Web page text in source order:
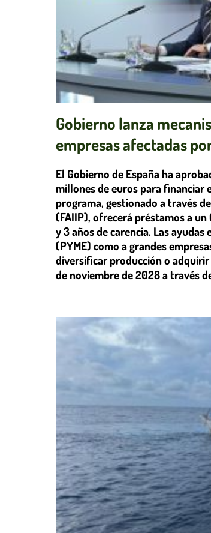
Gobierno lanza
empresas afectadas
El Gobierno de España ha
millones de euros para financiar
programa, gestionado a través
(FAIIP), ofrecerá préstamos a
y 3 años de carencia. Las
(PYME) como a grandes
diversificar producción o
de noviembre de 2028 a través